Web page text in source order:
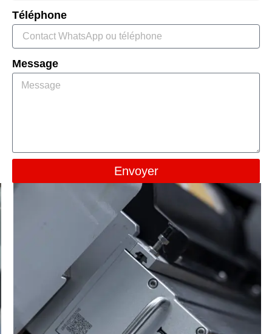
Téléphone
Message
Envoyer